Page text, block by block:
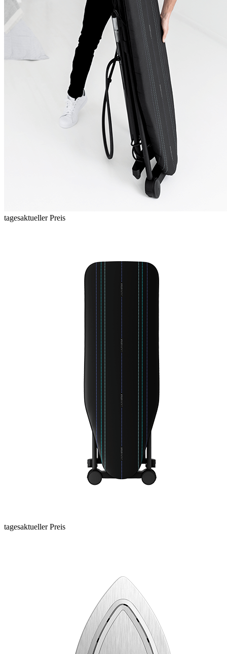
tagesaktueller Preis
tagesaktueller Preis